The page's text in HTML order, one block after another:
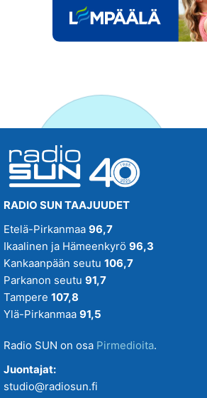
RADIO SUN TAAJUUDET
Etelä-Pirkanmaa 96,7
Ikaalinen ja Hämeenkyrö 96,3
Kankaanpään seutu 106,7
Parkanon seutu 91,7
Tampere 107,8
Ylä-Pirkanmaa 91,5
Radio SUN on osa Pirmedioita.
Juontajat:
studio@radiosun.fi